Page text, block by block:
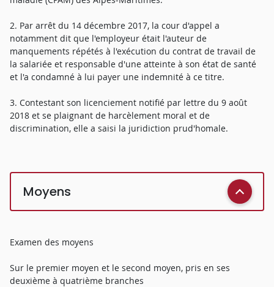
2. Par arrêt du 14 décembre 2017, la cour d'appel a
notamment dit que l'employeur était l'auteur de
manquements répétés à l'exécution du contrat de travail de
la salariée et responsable d'une atteinte à son état de santé
et l'a condamné à lui payer une indemnité à ce titre.
3. Contestant son licenciement notifié par lettre du 9 août
2018 et se plaignant de harcèlement moral et de
discrimination, elle a saisi la juridiction prud'homale.
Moyens
Examen des moyens
Sur le premier moyen et le second moyen, pris en ses
deuxième à quatrième branches